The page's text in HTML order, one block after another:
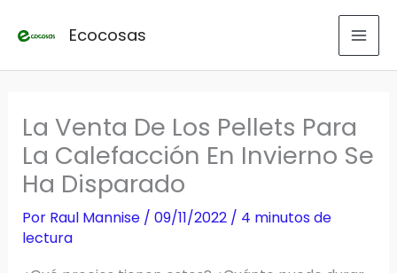
Ecocosas
La Venta De Los Pellets Para
La Calefacción En Invierno Se
Ha Disparado
Por Raul Mannise / 09/11/2022 / 4 minutos de
lectura